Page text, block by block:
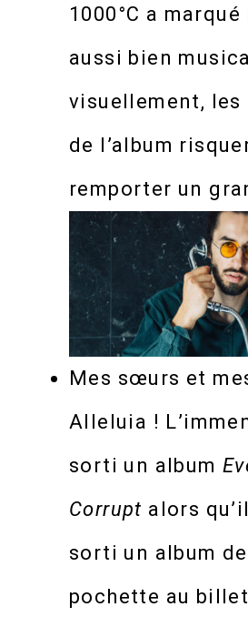
1000°C a
aussi bien
visuellement,
de l’album
remporter un
Mes sœurs et
Alleluia !
sorti un album
Corrupt alors
sorti un album
pochette au